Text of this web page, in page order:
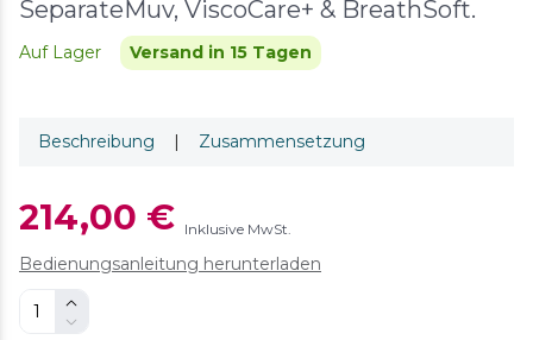
SeparateMuv, ViscoCare+ & BreathSoft.
Auf Lager Versand in 15 Tagen
Beschreibung | Zusammensetzung
214,00 € Inklusive MwSt.
Bedienungsanleitung herunterladen